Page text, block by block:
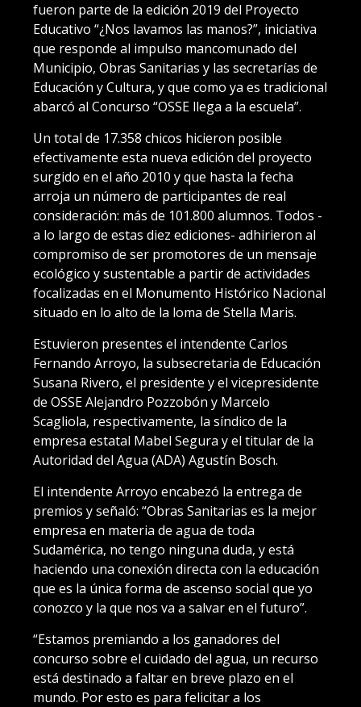
fueron parte de la edición 2019 del Proyecto
Educativo “¿Nos lavamos las manos?”, iniciativa
que responde al impulso mancomunado del
Municipio, Obras Sanitarias y las secretarías de
Educación y Cultura, y que como ya es tradicional
abarcó al Concurso “OSSE llega a la escuela”.
Un total de 17.358 chicos hicieron posible
efectivamente esta nueva edición del proyecto
surgido en el año 2010 y que hasta la fecha
arroja un número de participantes de real
consideración: más de 101.800 alumnos. Todos -
a lo largo de estas diez ediciones- adhirieron al
compromiso de ser promotores de un mensaje
ecológico y sustentable a partir de actividades
focalizadas en el Monumento Histórico Nacional
situado en lo alto de la loma de Stella Maris.
Estuvieron presentes el intendente Carlos
Fernando Arroyo, la subsecretaria de Educación
Susana Rivero, el presidente y el vicepresidente
de OSSE Alejandro Pozzobón y Marcelo
Scagliola, respectivamente, la síndico de la
empresa estatal Mabel Segura y el titular de la
Autoridad del Agua (ADA) Agustín Bosch.
El intendente Arroyo encabezó la entrega de
premios y señaló: “Obras Sanitarias es la mejor
empresa en materia de agua de toda
Sudamérica, no tengo ninguna duda, y está
haciendo una conexión directa con la educación
que es la única forma de ascenso social que yo
conozco y la que nos va a salvar en el futuro”.
“Estamos premiando a los ganadores del
concurso sobre el cuidado del agua, un recurso
está destinado a faltar en breve plazo en el
mundo. Por esto es para felicitar a los